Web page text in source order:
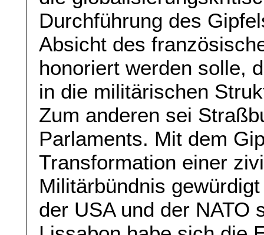
Durchführung des
Absicht des
honoriert werden solle,
in die militärischen
Zum anderen sei
Parlaments. Mit dem
Transformation einer
Militärbündnis
der USA und der NATO